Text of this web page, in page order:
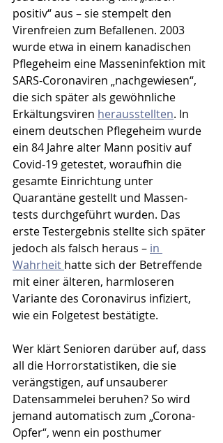
positiv“ aus – sie stempelt den
Virenfreien zum Befallenen. 2003
wurde etwa in einem kanadischen
Pflegeheim eine Masseninfektion mit
SARS-Coronaviren „nachgewiesen“,
die sich später als gewöhnliche
Erkältungsviren herausstellten. In
einem deutschen Pflegeheim wurde
ein 84 Jahre alter Mann positiv auf
Covid-19 getestet, woraufhin die
gesamte Einrichtung unter
Quarantäne gestellt und Massen­
tests durchgeführt wurden. Das
erste Testergebnis stellte sich später
jedoch als falsch heraus – in
Wahrheit hatte sich der Betreffende
mit einer älteren, harmloseren
Variante des Coronavirus infiziert,
wie ein Folgetest bestätigte.
Wer klärt Senioren darüber auf, dass
all die Horrorstatistiken, die sie
verängstigen, auf unsauberer
Datensammelei beruhen? So wird
jemand automatisch zum „Corona-
Opfer“, wenn ein posthumer